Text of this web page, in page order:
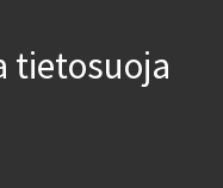
tietosuoja